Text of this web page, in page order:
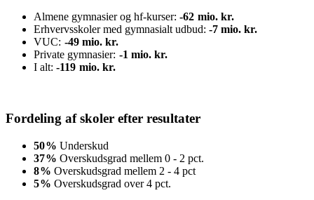
Almene gymnasier og hf-kurser: -62 mio. kr.
Erhvervsskoler med gymnasialt udbud: -7 mio. kr.
VUC: -49 mio. kr.
Private gymnasier: -1 mio. kr.
I alt: -119 mio. kr.​
Fordeling af skoler efter resultater
50% Underskud
37% Overskudsgrad mellem 0 - 2 pct.
8% Overskudsgrad mellem 2 - 4 pct
5% Overskudsgrad over 4 pct.